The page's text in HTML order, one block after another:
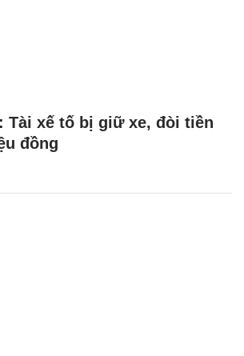
Tài xế tố bị giữ xe, đòi tiền
đồng